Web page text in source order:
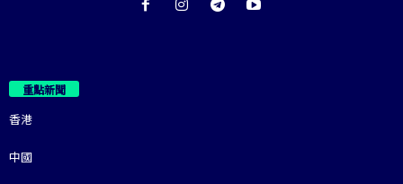
重點新聞
香港
中國